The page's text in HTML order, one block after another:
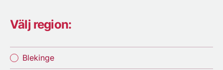
Välj region:
Blekinge